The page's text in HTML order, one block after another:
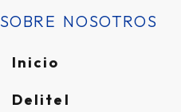
SOBRE NOSOTROS
Inicio
Delitel